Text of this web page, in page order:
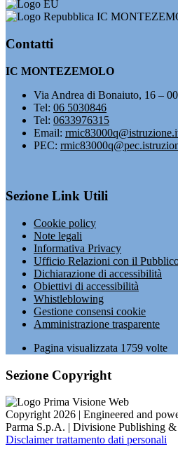
IC
Contatti
IC MONTEZEMOLO
Via Andrea di Bonaiuto, 16 –
Tel: 06 5030846
Tel: 0633976315
Email:
PEC:
Sezione Link Utili
Cookie policy
Note legali
Informativa Privacy
Ufficio Relazioni con il
Dichiarazione di accessibilità
Obiettivi di accessibilità
Whistleblowing
Gestione consensi cookie
Amministrazione trasparente
Pagina visualizzata 1759 volte
Sezione Copyright
Copyright 2026 | Engineered and
Parma S.p.A. | Divisione Publishing
Disclaimer trattamento dati personali